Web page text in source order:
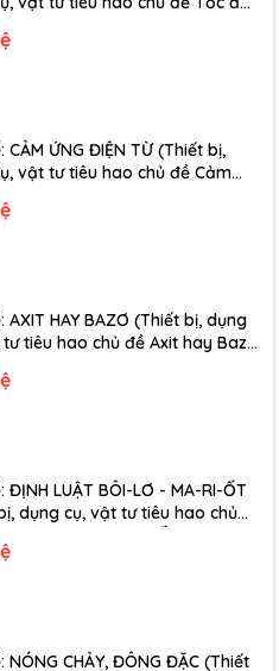
CẢM ỨNG ĐIỆN TỪ (Thiết bị,
vật tư tiêu hao chủ đề Cảm
AXIT HAY BAZƠ (Thiết bị, dụng
tiêu hao chủ đề Axit hay Bazơ
ĐỊNH LUẬT BÔI-LƠ - MA-RI-ỐT
dụng cụ, vật tư tiêu hao chủ
NÓNG CHẢY, ĐÔNG ĐẶC (Thiết